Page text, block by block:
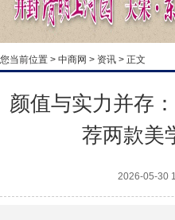
您当前位置 > 中商网 > 资讯 > 正文
颜值与实力并存
荐两款美
2026-05-30